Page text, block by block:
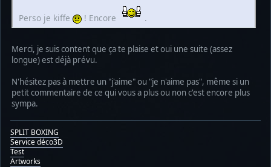
Perso je kiffe ! Encore .
Merci, je suis content que ça te plaise et oui une suite (assez
longue) est déjà prévu.
N'hésitez pas à mettre un "j'aime" ou "je n'aime pas", même si un
petit commentaire de ce qui vous a plus ou non c'est encore plus
sympa.
SPLIT BOXING
Service déco3D
Test
Artworks